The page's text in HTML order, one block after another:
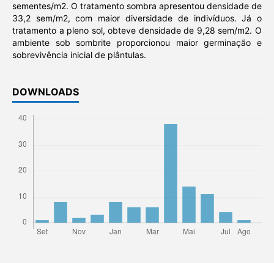
sementes/m2. O tratamento sombra apresentou densidade de
33,2 sem/m2, com maior diversidade de indivíduos. Já o
tratamento a pleno sol, obteve densidade de 9,28 sem/m2. O
ambiente sob sombrite proporcionou maior germinação e
sobrevivência inicial de plântulas.
DOWNLOADS